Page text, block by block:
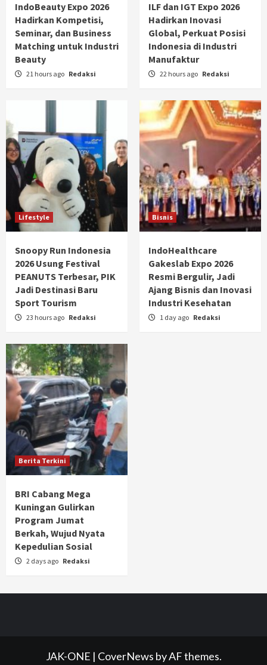
IndoBeauty Expo 2026
Hadirkan Kompetisi,
Seminar, dan Business
Matching untuk Industri
Beauty
21 hours ago Redaksi
ILF dan IGT Expo 2026
Hadirkan Inovasi
Global, Perkuat Posisi
Indonesia di Industri
Manufaktur
22 hours ago Redaksi
Lifestyle
Snoopy Run Indonesia
2026 Usung Festival
PEANUTS Terbesar, PIK
Jadi Destinasi Baru
Sport Tourism
23 hours ago Redaksi
Bisnis
IndoHealthcare
Gakeslab Expo 2026
Resmi Bergulir, Jadi
Ajang Bisnis dan Inovasi
Industri Kesehatan
1 day ago Redaksi
Berita Terkini
BRI Cabang Mega
Kuningan Gulirkan
Program Jumat
Berkah, Wujud Nyata
Kepedulian Sosial
2 days ago Redaksi
JAK-ONE | CoverNews by AF themes.